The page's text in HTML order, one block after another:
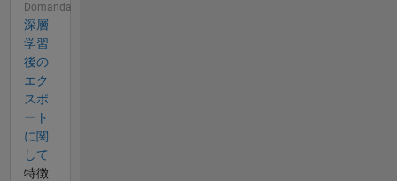
Domanda
深層
学習
後の
エク
スポ
ート
に関
して
特徴